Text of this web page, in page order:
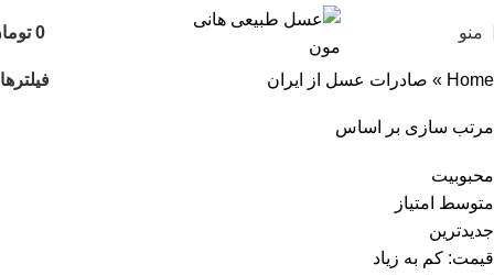
منو 0
Home
» صادرات عسل از ایران فیلترها
مرتب سازی بر اساس
محبوبیت
متوسط امتیاز
جدیدترین
قیمت: کم به زیاد